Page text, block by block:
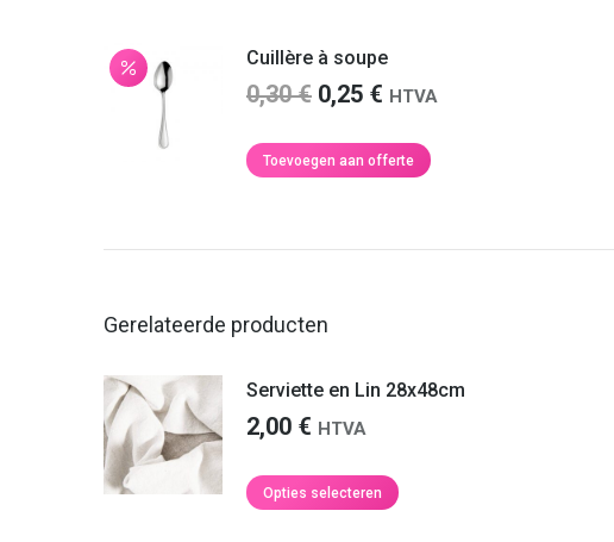
Cuillère à soupe
0,30€ Oorspronkelijke
was:
0,25 € Huidige
is:
HTVA
Toevoegen aan offerte
Gerelateerde producten
Serviette en Lin 28x48cm
2,00 € HTVA
Opties selecteren
Dit